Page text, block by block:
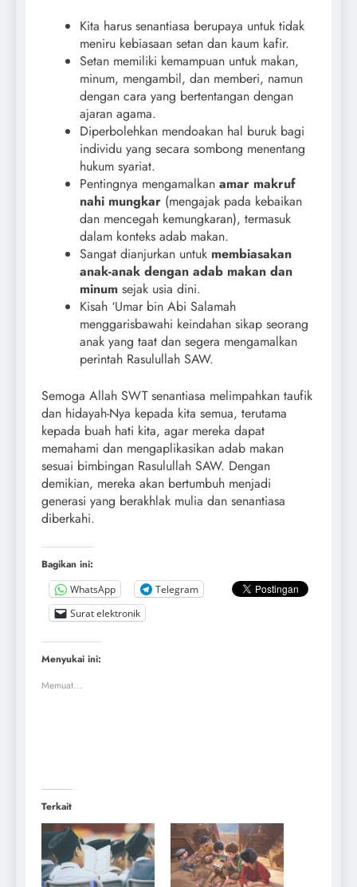
Kita harus senantiasa berupaya untuk tidak
meniru kebiasaan setan dan kaum kafir.
Setan memiliki kemampuan untuk makan,
minum, mengambil, dan memberi, namun
dengan cara yang bertentangan dengan
ajaran agama.
Diperbolehkan mendoakan hal buruk bagi
individu yang secara sombong menentang
hukum syariat.
Pentingnya mengamalkan amar makruf
nahi mungkar (mengajak pada kebaikan
dan mencegah kemungkaran), termasuk
dalam konteks adab makan.
Sangat dianjurkan untuk membiasakan
anak-anak dengan adab makan dan
minum sejak usia dini.
Kisah ‘Umar bin Abi Salamah
menggarisbawahi keindahan sikap seorang
anak yang taat dan segera mengamalkan
perintah Rasulullah SAW.
Semoga Allah SWT senantiasa melimpahkan taufik
dan hidayah-Nya kepada kita semua, terutama
kepada buah hati kita, agar mereka dapat
memahami dan mengaplikasikan adab makan
sesuai bimbingan Rasulullah SAW. Dengan
demikian, mereka akan bertumbuh menjadi
generasi yang berakhlak mulia dan senantiasa
diberkahi.
Bagikan ini:
WhatsApp
Telegram
Surat elektronik
Menyukai ini:
Memuat...
Terkait